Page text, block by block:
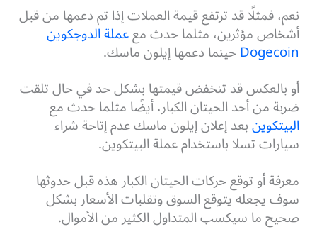
نعم، فمثلًا قد ترتفع قيمة العملات إذا تم دعمها من قبل
أشخاص مؤثرين، مثلما حدث مععملة الدوجكوين
Dogecoinحينما دعمها إيلون ماسك.
أو بالعكس قد تنخفض قيمتها بشكل حد في حال تلقت
ضربة من أحد الحيتان الكبار، أيضًا مثلما حدث مع
البيتكوينبعد إعلان إيلون ماسك عدم إتاحة شراء
سيارات تسلا باستخدام عملة البيتكوين.
معرفة أو توقع حركات الحيتان الكبار هذه قبل حدوثها
سوف يجعله يتوقع السوق وتقلبات الأسعار بشكل
صحيح ما سيكسب المتداول الكثير من الأموال.